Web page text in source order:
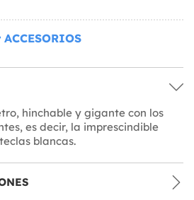
ACCESORIOS
hinchable y gigante con los
es decir, la imprescindible
blancas.